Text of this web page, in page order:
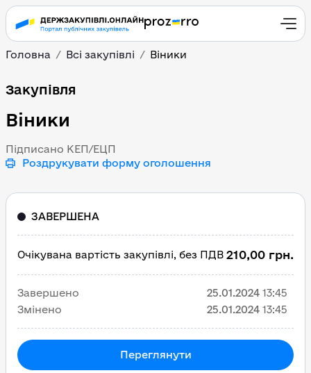
Головна Всі закупівлі Віники
Віники
Закупівля
Віники
Підписано КЕП/ЕЦП
Роздрукувати форму оголошення
ЗАВЕРШЕНА
Очікувана вартість закупівлі, без ПДВ 210,00 грн.
Завершено 25.01.2024 13:45
Змінено
25.01.2024 13:45
Переглянути